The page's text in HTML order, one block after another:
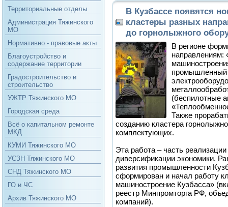
Территориальные отделы
Администрация Тяжинского
МО
Нормативно - правовые акты
Благоустройство и
содержание территории
Градостроительство и
строительство
УЖТР Тяжинского МО
Городская среда
Всё о капитальном ремонте
МКД
КУМИ Тяжинского МО
УСЗН Тяжинского МО
СНД Тяжинского МО
ГО и ЧС
Архив Тяжинского МО
В Кузбассе появятся
кластеры разных
до горнолыжного
В регионе
направлениям:
промышленный
(беспилотные
Также
созданию кластера
комплектующих.
Эта работа – часть
диверсификации экономики.
развития промышленности
сформирован и начал работу
машиностроение Кузбасса»
реестр Минпромторга РФ,
компаний).